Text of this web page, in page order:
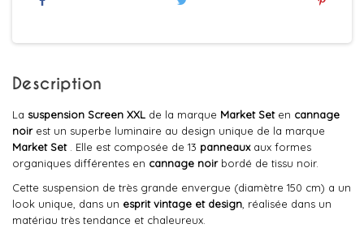
Description
La suspension Screen XXL de la marque Market Seten cannage
noir est un superbe luminaire au design unique de la marque
Market Set. Elle est composée de 13 panneauxaux formes
organiques différentes en cannage noir bordé de tissu noir.
Cette suspension de très grande envergue (diamètre 150 cm) a un
look unique, dans un espritvintage et design , réalisée dans un
matériau très tendance et chaleureux.